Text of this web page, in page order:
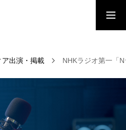
ア出演・掲載 NHKラジオ第一「